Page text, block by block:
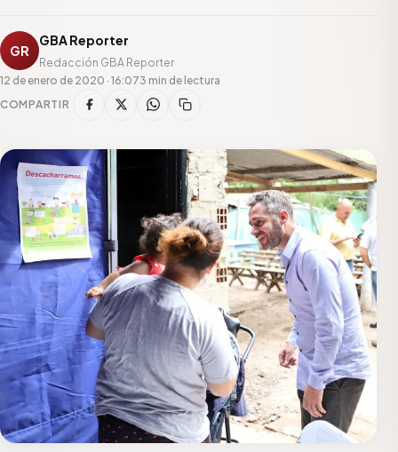
GR
GBA Reporter
Redacción GBA Reporter
12 de enero de 2020 · 16:073 min de lectura
COMPARTIR